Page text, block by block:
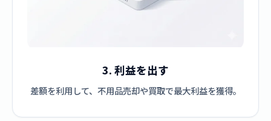
3. 利益を出す
差額を利用して、不用品売却や買取で最大利益を獲得。